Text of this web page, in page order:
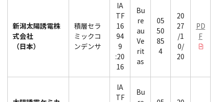
新潟太陽誘電株
式会社
（日本）
積層セラ
ミックコ
ンデンサ
IA
TF
16
94
9
:20
16
Bu
re
au
Ve
rit
as
05
50
85
4
20
27
/1
0/
20
PD
F
IA
TF
Bu